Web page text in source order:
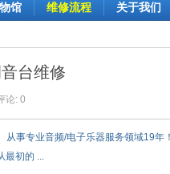
馆 维修流程 关于我们
台维修
论: 0
事专业音频/电子乐器服务领域19年！
最初的 ...